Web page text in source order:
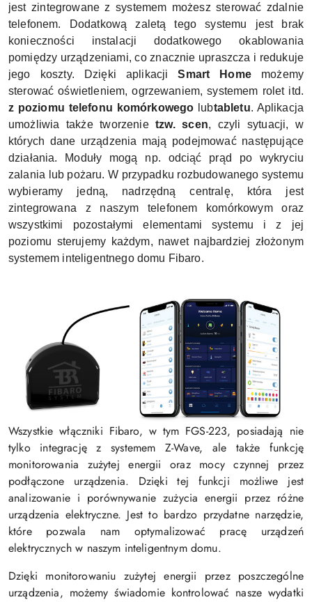
jest zintegrowane z systemem możesz sterować zdalnie
telefonem. Dodatkową zaletą tego systemu jest brak
konieczności instalacji dodatkowego okablowania
pomiędzy urządzeniami, co znacznie upraszcza i redukuje
jego koszty. Dzięki aplikacjiSmart Homemożemy
sterować oświetleniem, ogrzewaniem, systemem rolet itd.
z poziomu telefonu komórkowego
lubtabletu. Aplikacja
umożliwia także tworzenietzw. scen, czyli sytuacji, w
których dane urządzenia mają podejmować następujące
działania. Moduły mogą np. odciąć prąd po wykryciu
zalania lub pożaru. W przypadku rozbudowanego systemu
wybieramy jedną, nadrzędną centralę, która jest
zintegrowana z naszym telefonem komórkowym oraz
wszystkimi pozostałymi elementami systemu i z jej
poziomu sterujemy każdym, nawet najbardziej złożonym
systemem inteligentnego domu Fibaro.
Wszystkie włączniki Fibaro, w tym FGS-223, posiadają nie
tylko integrację z systemem Z-Wave, ale także funkcję
monitorowania zużytej energii oraz mocy czynnej przez
podłączone urządzenia. Dzięki tej funkcji możliwe jest
analizowanie i porównywanie zużycia energii przez różne
urządzenia elektryczne. Jest to bardzo przydatne narzędzie,
które pozwala nam optymalizować pracę urządzeń
elektrycznych w naszym inteligentnym domu.
Dzięki monitorowaniu zużytej energii przez poszczególne
urządzenia, możemy świadomie kontrolować nasze wydatki